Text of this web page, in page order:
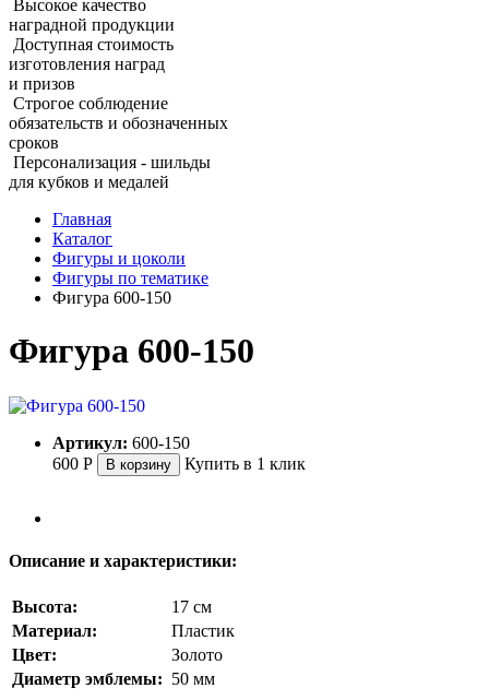
Высокое качество
наградной продукции
Доступная стоимость
изготовления наград
и призов
Строгое соблюдение
обязательств и обозначенных
сроков
Персонализация - шильды
для кубков и медалей
Главная
Каталог
Фигуры и цоколи
Фигуры по тематике
Фигура 600‑150
Фигура 600‑150
Артикул: 600-150
600 Р В корзину Купить в 1 клик
Описание и характеристики:
Высота:
17 см
Материал:
Пластик
Цвет:
Золото
Диаметр эмблемы: 50 мм